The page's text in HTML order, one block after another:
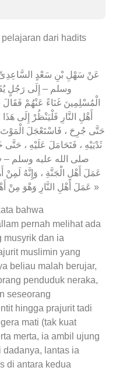
dari hadits
عَنْ سَهْلِ بْنِ سَعْدٍ السَّاعِدِىِّ
وسلم – إِلَى رَجُلٍ
الْمُسْلِمِينَ غَنَاءً عَنْهُمْ
أَهْلِ النَّارِ فَلْيَنْظُرْ إِلَى
حَتَّى جُرِحَ ، فَاسْتَعْجَلَ الْمَوْتَ
ثَدْيَيْهِ ، فَتَحَامَلَ عَلَيْهِ ،
صلى الله عليه وسلم –
عَمَلَ أَهْلِ الْجَنَّةِ ، وَإِنَّهُ لَمِنْ
عَمَلَ أَهْلِ النَّارِ وَهْوَ مِنْ أَهْلِ الْجَنَّةِ ، وَإِنَّمَا الأَعْمَالُ بِخَوَاتِيمِهَا »
bahwa
pernah melihat ada
musyrik dan ia
muslimin yang
beliau malah berujar,
penduduk neraka,
seseorang
hingga prajurit tadi
mati (tak kuat
merta, ia ambil ujung
dadanya, lantas ia
di antara kedua